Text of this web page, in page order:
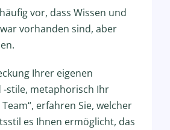
vor, dass Wissen und
vorhanden sind, aber
Ihrer eigenen
-stile, metaphorisch Ihr
erfahren Sie, welcher
es Ihnen ermöglicht, das